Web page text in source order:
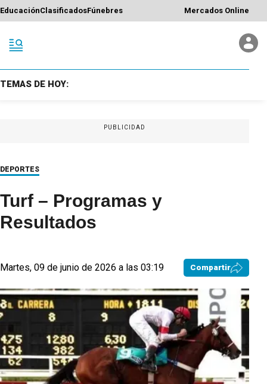
EducaciónClasificadosFúnebres Mercados Online
TEMAS DE HOY:
PUBLICIDAD
DEPORTES
Turf – Programas y
Resultados
Martes, 09 de junio de 2026 a las 03:19 Compartir